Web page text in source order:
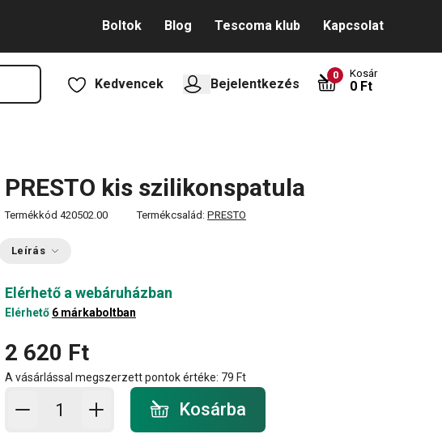
Boltok Blog Tescoma klub Kapcsolat
Kedvencek Bejelentkezés
0 Kosár
0 Ft
PRESTO kis szilikonspatula
Termékkód 420502.00 Termékcsalád: PRESTO
Leírás
Elérhető a webáruházban
Elérhető 6 márkaboltban
2 620 Ft
A vásárlással megszerzett pontok értéke: 79 Ft
Kosárba - mennyiség
Kosárba